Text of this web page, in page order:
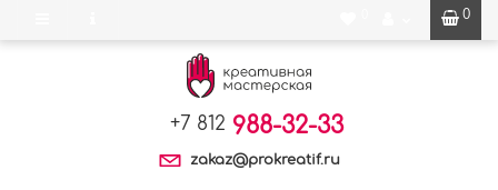
0
+7 812 988-32-33
zakaz@prokreatif.ru